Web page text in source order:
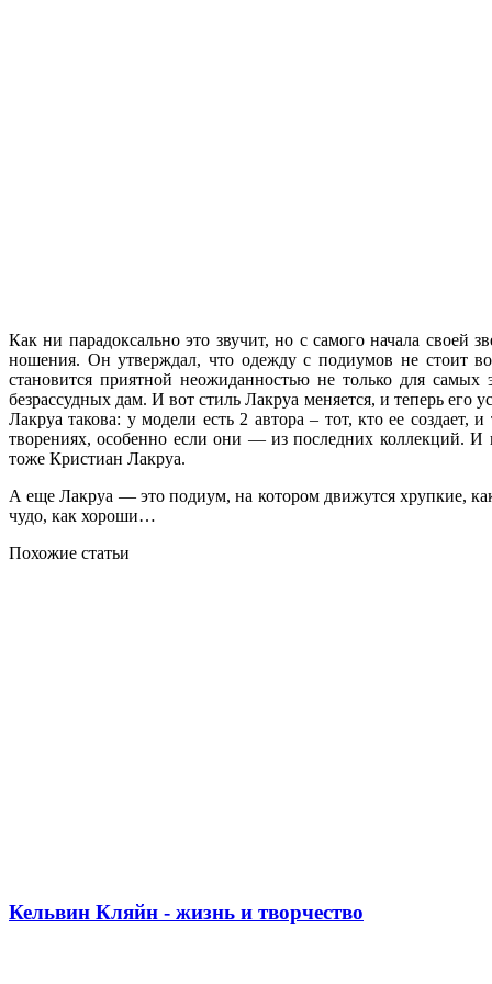
Как ни парадоксально это звучит, но с самого начала своей
ношения. Он утверждал, что одежду с подиумов не стоит
становится приятной неожиданностью не только для
безрассудных дам. И вот стиль Лакруа меняется, и теперь
Лакруа такова: у модели есть 2 автора – тот, кто ее
творениях, особенно если они — из последних коллекций.
тоже Кристиан Лакруа.
А еще Лакруа — это подиум, на котором движутся хрупкие,
чудо, как хороши…
Похожие статьи
Кельвин Кляйн - жизнь и творчество